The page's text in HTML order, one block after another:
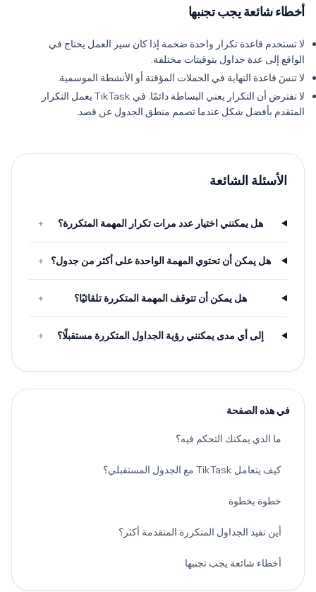
أخطاء شائعة يجب تجنبها
لا تستخدم قاعدة تكرار واحدة ضخمة إذا كان سير العمل يحتاج في
الواقع إلى عدة جداول بتوقيتات مختلفة.
لا تنسَ قاعدة النهاية في الحملات المؤقتة أو الأنشطة الموسمية.
لا تفترض أن التكرار يعني البساطة دائمًا. في TikTask يعمل التكرار
المتقدم بأفضل شكل عندما تصمم منطق الجدول عن قصد.
الأسئلة الشائعة
هل يمكنني اختيار عدد مرات تكرار المهمة المتكررة؟ +
هل يمكن أن تحتوي المهمة الواحدة على أكثر من جدول؟ +
هل يمكن أن تتوقف المهمة المتكررة تلقائيًا؟ +
إلى أي مدى يمكنني رؤية الجداول المتكررة مستقبلًا؟ +
في هذه الصفحة
ما الذي يمكنك التحكم فيه؟
كيف يتعامل TikTask مع الجدول المستقبلي؟
خطوة بخطوة
أين تفيد الجداول المتكررة المتقدمة أكثر؟
أخطاء شائعة يجب تجنبها